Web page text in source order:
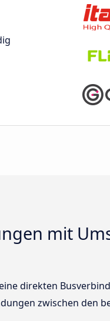
mit
direkten
zwischen den